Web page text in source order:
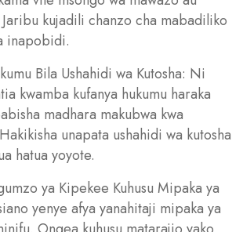
kujadili chanzo cha mabadiliko
inapobidi.
Bila Ushahidi wa Kutosha: Ni
kwamba kufanya hukumu haraka
madhara makubwa kwa
unapata ushahidi wa kutosha
hatua yoyote.
ya Kipekee Kuhusu Mipaka ya
yenye afya yanahitaji mipaka ya